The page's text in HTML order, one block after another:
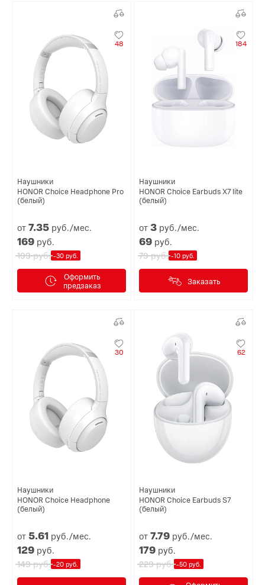
48
Наушники
HONOR Choice Headphone Pro
(белый)
от7.35 руб./мес.
169 руб.
199руб. -30 руб.
Оформить
предзаказ
184
Наушники
HONOR Choice Earbuds X7 lite
(белый)
от3 руб./мес.
69 руб.
79руб. -10 руб.
Заказать
30
Наушники
HONOR Choice Headphone
(белый)
от5.61 руб./мес.
129 руб.
149руб. -20 руб.
62
Наушники
HONOR Choice Earbuds S7
(белый)
от7.79 руб./мес.
179 руб.
229руб. -50 руб.